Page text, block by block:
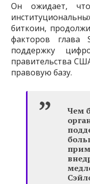
Он ожидает,
биткоин,
факторов глава
поддержку
правительства
правовую базу.
Чем